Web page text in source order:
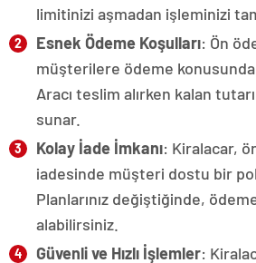
limitinizi aşmadan işleminizi
Esnek Ödeme Koşulları: Ön
müşterilere ödeme
Aracı teslim alırken kalan
sunar.
Kolay İade İmkanı: Kiralacar,
iadesinde müşteri dostu bir
Planlarınız değiştiğinde,
alabilirsiniz.
Güvenli ve Hızlı İşlemler: